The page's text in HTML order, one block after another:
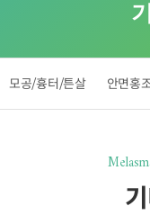
모공/흉터/튼살 안면홍